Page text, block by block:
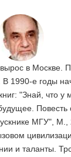
в Москве.
В 1990-е годы
"Знай, что у
Повесть
МГУ", М.,
и таланты.